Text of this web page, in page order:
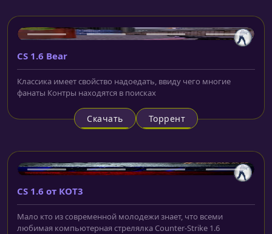
CS 1.6 Bear
Классика имеет свойство надоедать, ввиду чего многие
фанаты Контры находятся в поисках
Скачать Торрент
CS 1.6 от КОТ3
Мало кто из современной молодежи знает, что всеми
любимая компьютерная стрелялка Counter-Strike 1.6